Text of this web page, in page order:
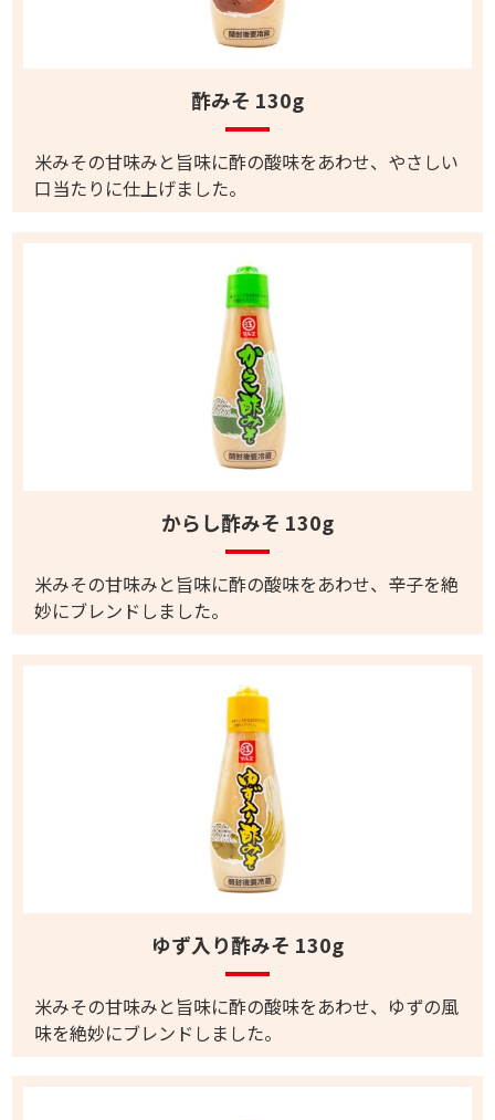
酢みそ 130g
米みその甘味みと旨味に酢の酸味をあわせ、やさしい
口当たりに仕上げました。
からし酢みそ 130g
米みその甘味みと旨味に酢の酸味をあわせ、辛子を絶
妙にブレンドしました。
ゆず入り酢みそ 130g
米みその甘味みと旨味に酢の酸味をあわせ、ゆずの風
味を絶妙にブレンドしました。